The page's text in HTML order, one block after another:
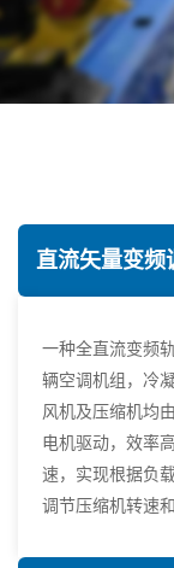
直流矢量变频
一种全直流变频
辆空调机组，冷
风机及压缩机均
电机驱动，效率
速，实现根据负
调节压缩机转速